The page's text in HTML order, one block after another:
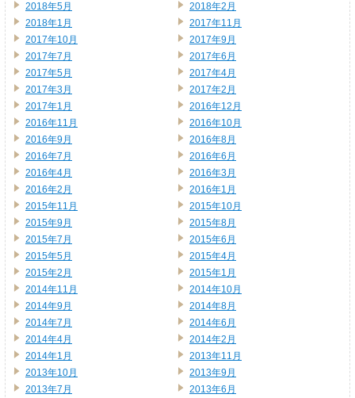
2018年5月
2018年2月
2018年1月
2017年11月
2017年10月
2017年9月
2017年7月
2017年6月
2017年5月
2017年4月
2017年3月
2017年2月
2017年1月
2016年12月
2016年11月
2016年10月
2016年9月
2016年8月
2016年7月
2016年6月
2016年4月
2016年3月
2016年2月
2016年1月
2015年11月
2015年10月
2015年9月
2015年8月
2015年7月
2015年6月
2015年5月
2015年4月
2015年2月
2015年1月
2014年11月
2014年10月
2014年9月
2014年8月
2014年7月
2014年6月
2014年4月
2014年2月
2014年1月
2013年11月
2013年10月
2013年9月
2013年7月
2013年6月